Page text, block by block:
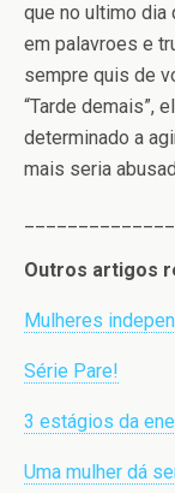
que no ultimo dia
em palavroes e
sempre quis de
“Tarde demais”,
determinado a
mais seria
Outros artigos
Mulheres
Série Pare!
3 estágios da
Uma mulher dá